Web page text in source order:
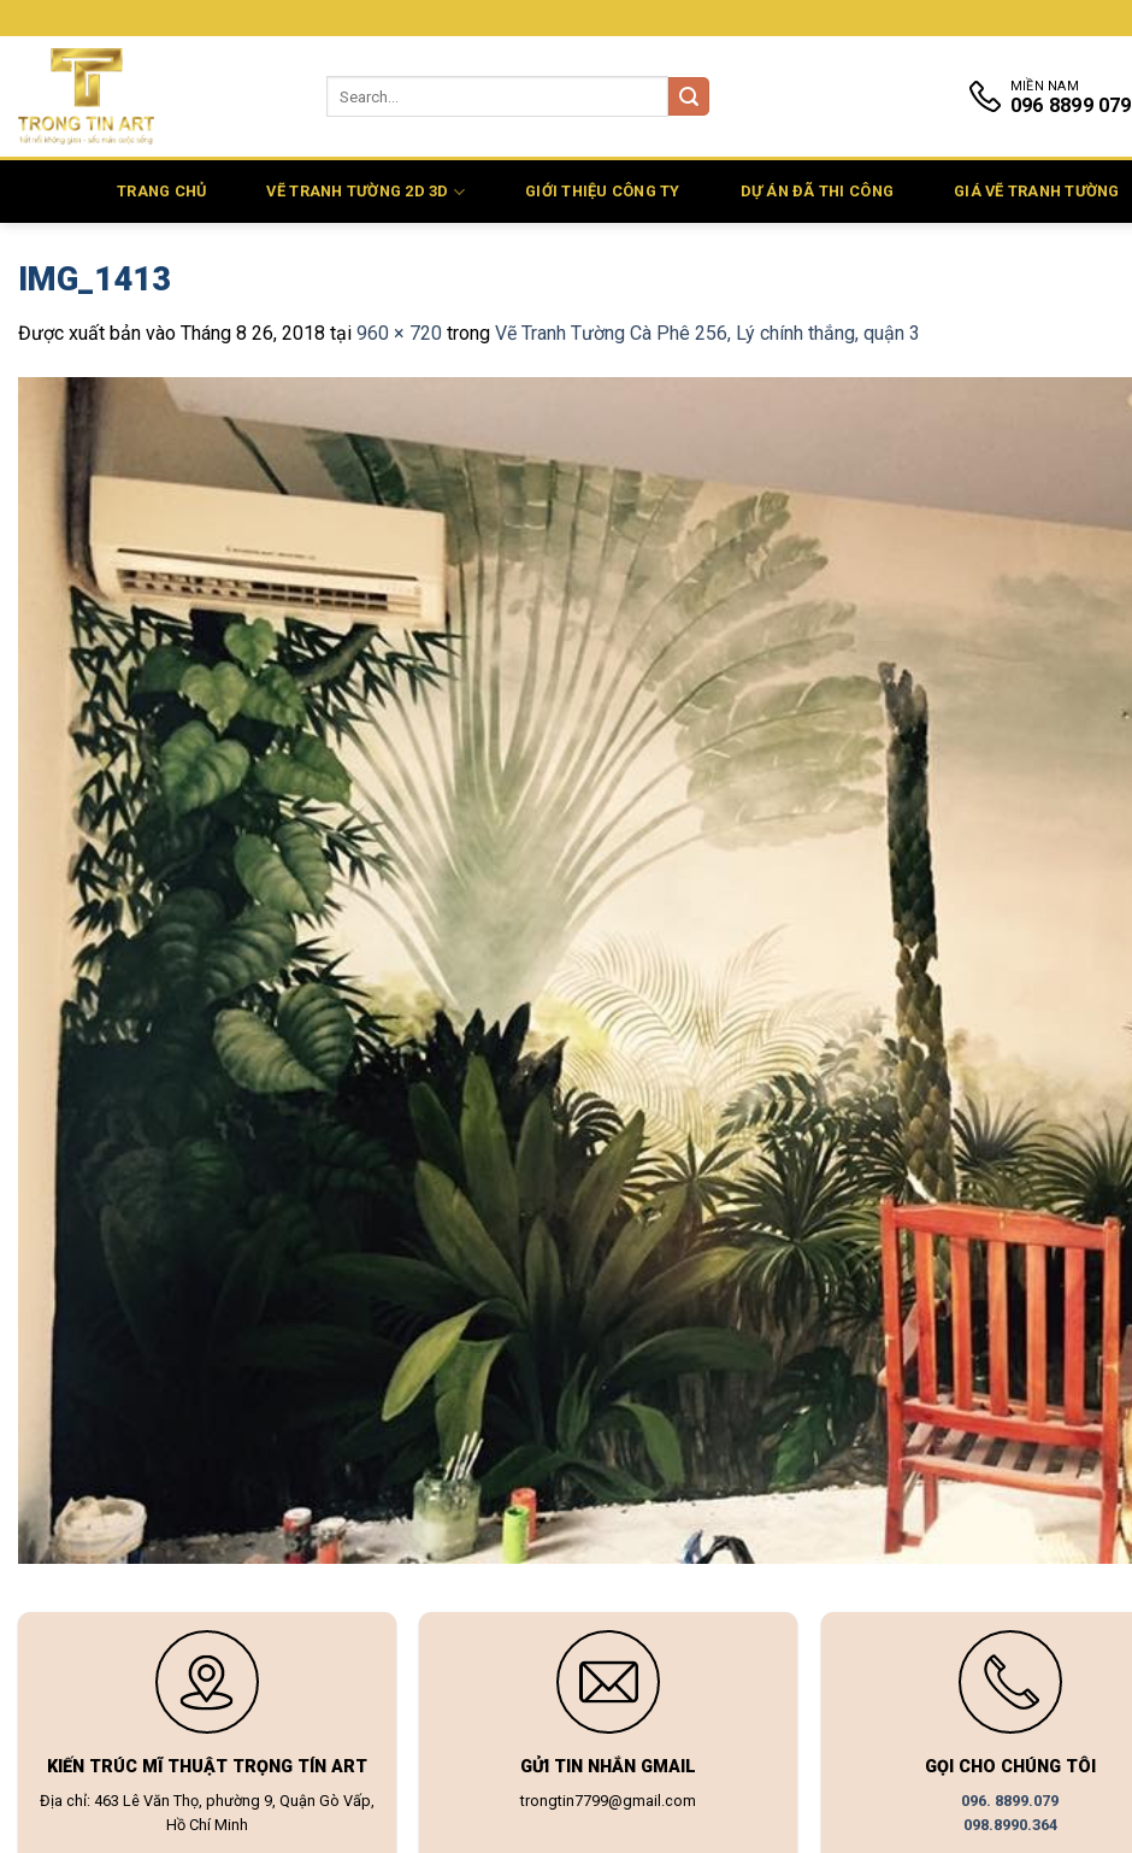
qua
MIỀN NAM
096 8899 079
TRANG CHỦ VẼ TRANH TƯỜNG 2D 3D GIỚI THIỆU CÔNG TY DỰ ÁN ĐÃ THI CÔNG GIÁ VẼ TRANH TƯỜNG
IMG_1413
Được xuất bản vào Tháng 8 26, 2018 tại 960 × 720 trong Vẽ Tranh Tường Cà Phê 256, Lý chính thắng, quận 3
KIẾN TRÚC MĨ THUẬT TRỌNG TÍN ART
Địa chỉ: 463 Lê Văn Thọ, phường 9, Quận Gò Vấp,
Hồ Chí Minh
GỬI TIN NHẮN GMAIL
trongtin7799@gmail.com
GỌI CHO CHÚNG TÔI
096. 8899.079
098.8990.364